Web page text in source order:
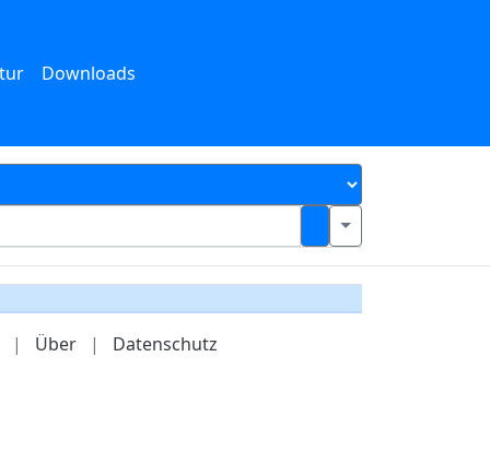
Downloads
| Über | Datenschutz